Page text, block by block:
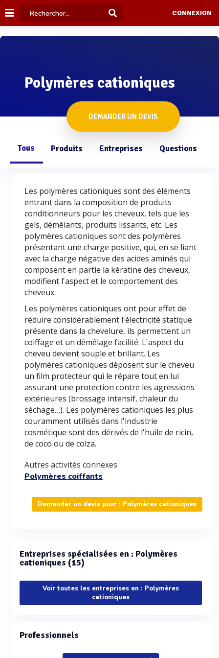
CONNEXION
Polymères cationiques
DEMANDER UN DEVIS
Tous Produits Entreprises Questions
Les polymères cationiques sont des éléments
entrant dans la composition de produits
conditionneurs pour les cheveux, tels que les
gels, démêlants, produits lissants, etc. Les
polymères cationiques sont des polymères
présentant une charge positive, qui, en se liant
avec la charge négative des acides aminés qui
composent en partie la kératine des cheveux,
modifient l'aspect et le comportement des
cheveux.
Les polymères cationiques ont pour effet de
réduire considérablement l'électricité statique
présente dans la chevelure, ils permettent un
coiffage et un démêlage facilité. L'aspect du
cheveu devient souple et brillant. Les
polymères cationiques déposent sur le cheveu
un film protecteur qui le répare tout en lui
assurant une protection contre les agressions
extérieures (brossage intensif, chaleur du
séchage…). Les polymères cationiques les plus
couramment utilisés dans l'industrie
cosmétique sont des dérivés de l'huile de ricin,
de coco ou de colza.
Autres activités connexes :
Polymères coiffants
Demander un devis pour : Polymères cationiques
Entreprises spécialisées en : Polymères
cationiques (15)
Voir toutes les entreprises en : Polymères
cationiques
Professionnels